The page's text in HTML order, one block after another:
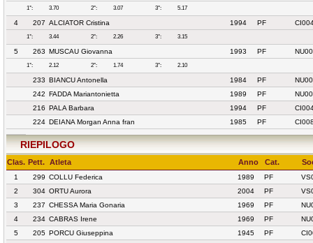
1°: 3.70 2°: 3.07 3°: 5.17
4 207 ALCIATOR Cristina 1994 PF
1°: 3.44 2°: 2.26 3°: 3.15
5 263 MUSCAU Giovanna 1993 PF
1°: 2.12 2°: 1.74 3°: 2.10
233 BIANCU Antonella 1984 PF
242 FADDA Mariantonietta 1989 PF
216 PALA Barbara 1994 PF
224 DEIANA Morgan Anna fran 1985 PF
RIEPILOGO
Clas. Pett. Atleta Anno Cat.
1 299 COLLU Federica 1989 PF
2
304 ORTU Aurora 2004 PF
3
237 CHESSA Maria Gonaria 1969 PF
4
234 CABRAS Irene 1969 PF
5
205 PORCU Giuseppina 1945 PF